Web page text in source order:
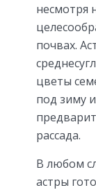
несмотря
почвах.
цветы
под зиму
рассада.
В любом
астры